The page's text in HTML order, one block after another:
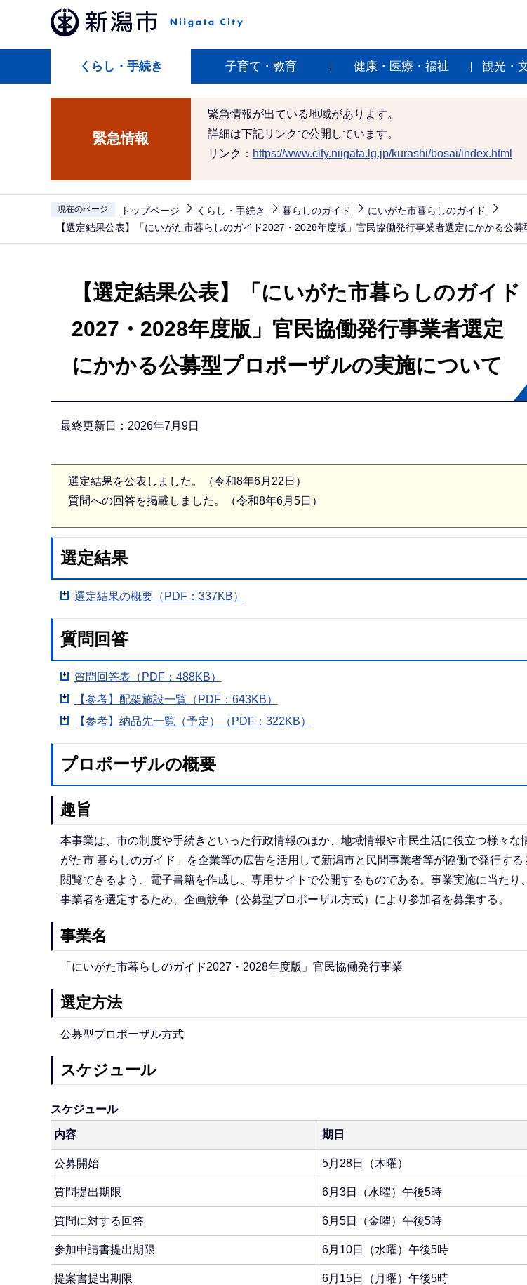
ペ
くらし・手続き 子育て・教育 健康・医療・福祉 観光・
緊急情報
緊急情報が出ている地域があります。
詳細は下記リンクで公開しています。
リンク： https://www.city.niigata.lg.jp/kurashi/bosai/index.html
現在のページ トップページ くらし・手続き 暮らしのガイド
にいがた市暮らしのガイド
【選定結果公表】「にいがた市暮らしのガイド2027・2028年度版」官民協働発行事業者選定にかかる公
【選定結果公表】「にいがた市暮らしのガイド
2027・2028年度版」官民協働発行事業者選定
にかかる公募型プロポーザルの実施について
最終更新日：2026年7月9日
選定結果を公表しました。（令和8年6月22日）
質問への回答を掲載しました。（令和8年6月5日）
選定結果
選定結果の概要（PDF：337KB）
質問回答
質問回答表（PDF：488KB）
【参考】配架施設一覧（PDF：643KB）
【参考】納品先一覧（予定）（PDF：322KB）
プロポーザルの概要
趣旨
本事業は、市の制度や手続きといった行政情報のほか、地域情報や市民生活に役立つ様々な
がた市 暮らしのガイド」を企業等の広告を活用して新潟市と民間事業者等が協働で発行す
閲覧できるよう、電子書籍を作成し、専用サイトで公開するものである。事業実施に当たり
事業者を選定するため、企画競争（公募型プロポーザル方式）により参加者を募集する。
事業名
「にいがた市暮らしのガイド2027・2028年度版」官民協働発行事業
選定方法
公募型プロポーザル方式
スケジュール
スケジュール
内容 期日
公募開始 5月28日（木曜）
質問提出期限 6月3日（水曜）午後5時
質問に対する回答 6月5日（金曜）午後5時
参加申請書提出期限 6月10日（水曜）午後5時
提案書提出期限 6月15日（月曜）午後5時